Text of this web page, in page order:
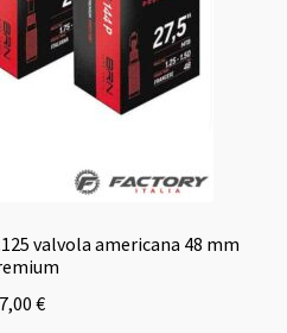
valvola americana 48 mm
7,00 €